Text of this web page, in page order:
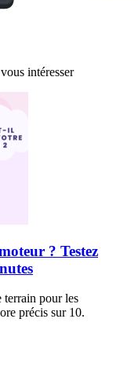
intéresser
? Testez
terrain pour les
précis sur 10.